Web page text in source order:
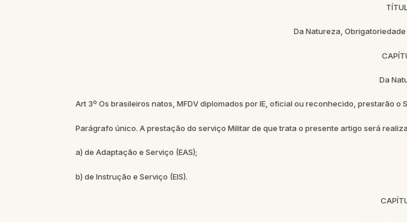
Da Natureza,
Da
Art 3º Os brasileiros natos, MFDV diplomados por IE, oficial ou reconhecido, prestarão
Parágrafo único. A prestação do serviço Militar de que trata o presente artigo será
a) de Adaptação e Serviço (EAS);
b) de Instrução e Serviço (EIS).